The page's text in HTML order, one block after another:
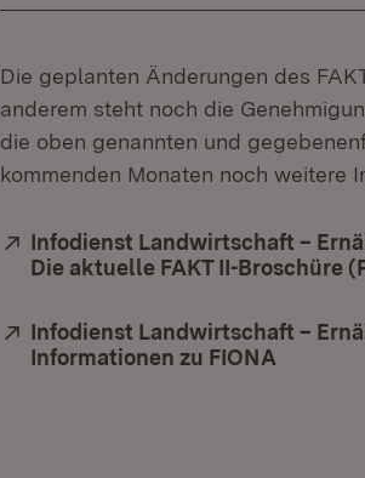
Die geplanten Änderungen des
anderem steht noch die
die oben genannten und
kommenden Monaten noch weitere
Extern:
Infodienst Landwirtschaft –
Die aktuelle FAKT II-Broschüre
Extern:
Infodienst Landwirtschaft –
Informationen zu FIONA